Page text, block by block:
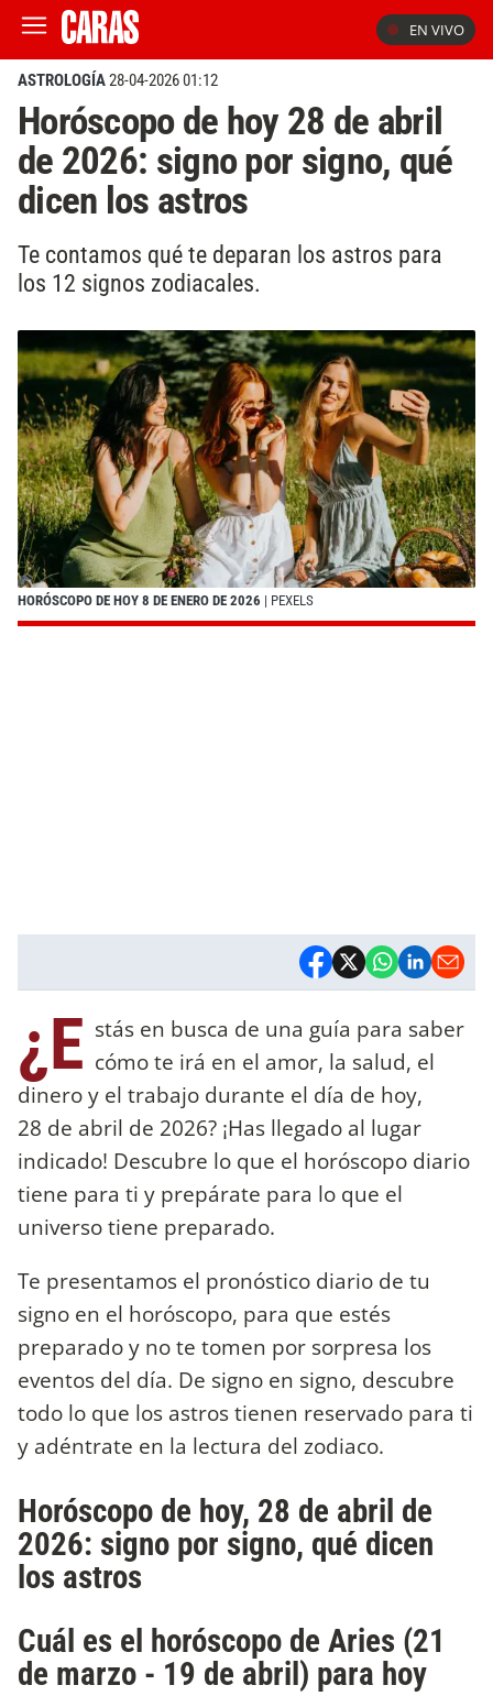
EN VIVO
ASTROLOGÍA28-04-2026 01:12
Horóscopo de hoy 28 de abril
de 2026: signo por signo, qué
dicen los astros
Te contamos qué te deparan los astros para
los 12 signos zodiacales.
HORÓSCOPO DE HOY 8 DE ENERO DE 2026 | PEXELS
¿E stás en busca de una guía para saber
cómo te irá en el amor, la salud, el
dinero y el trabajo durante el día de hoy,
28 de abril de 2026? ¡Has llegado al lugar
indicado! Descubre lo que el horóscopo diario
tiene para ti y prepárate para lo que el
universo tiene preparado.
Te presentamos el pronóstico diario de tu
signo en el horóscopo, para que estés
preparado y no te tomen por sorpresa los
eventos del día. De signo en signo, descubre
todo lo que los astros tienen reservado para ti
y adéntrate en la lectura del zodiaco.
Horóscopo de hoy, 28 de abril de
2026: signo por signo, qué dicen
los astros
Cuál es el horóscopo de Aries (21
de marzo - 19 de abril) para hoy